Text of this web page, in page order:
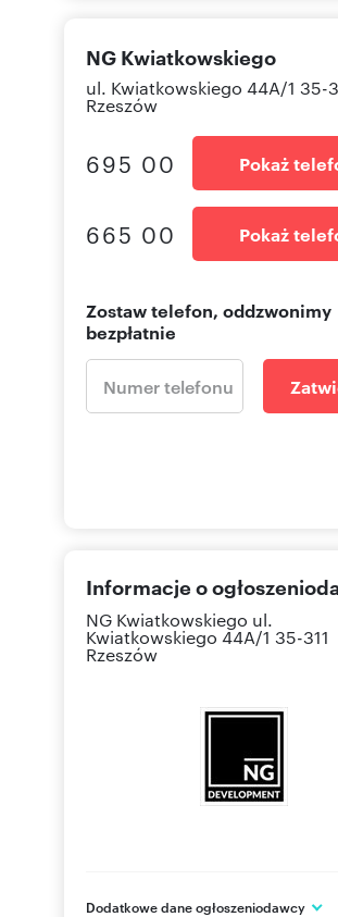
NG Kwiatkowskiego
ul. Kwiatkowskiego 44A/1 35-
Rzeszów
695 00 Pokaż
665 00 Pokaż
Zostaw telefon, oddzwonimy
bezpłatnie
Informacje o
NG Kwiatkowskiego ul.
Kwiatkowskiego 44A/1 35-311
Rzeszów
Dodatkowe dane ogłoszeniodawcy